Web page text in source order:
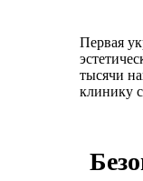
Первая
тысячи
клинику